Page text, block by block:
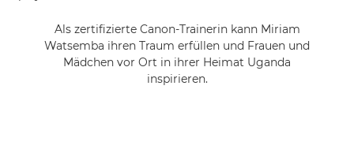
Als zertifizierte Canon-Trainerin kann Miriam
Watsemba ihren Traum erfüllen und Frauen und
Mädchen vor Ort in ihrer Heimat Uganda
inspirieren.